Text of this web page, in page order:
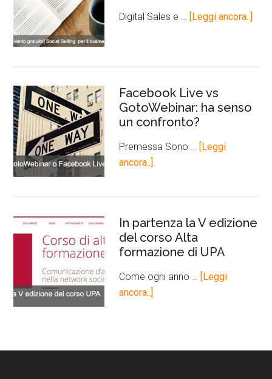
Digital Sales e … [Leggi ancora..]
Facebook Live vs
GotoWebinar: ha senso
un confronto?
Premessa Sono … [Leggi
ancora..]
In partenza la V edizione
del corso Alta
formazione di UPA
Come ogni anno … [Leggi
ancora..]